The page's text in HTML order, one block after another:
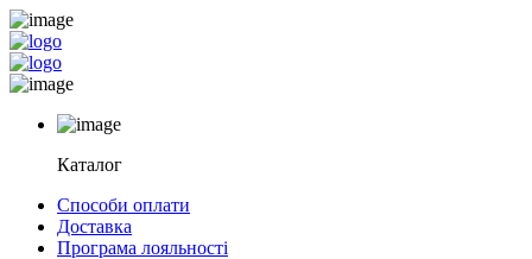
Каталог
Способи оплати
Доставка
Програма лояльності